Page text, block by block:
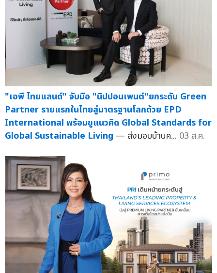
"เอพี ไทยแลนด์" จับมือ "นิปปอนเพนต์"ยกระดับ Green
Partner รายแรกในไทยสู่มาตรฐานโลกด้วย EPD
International พร้อมชูแนวคิด Global Standards for
Global Sustainable Living — ส่งมอบบ้านค... 03 ส.ค.